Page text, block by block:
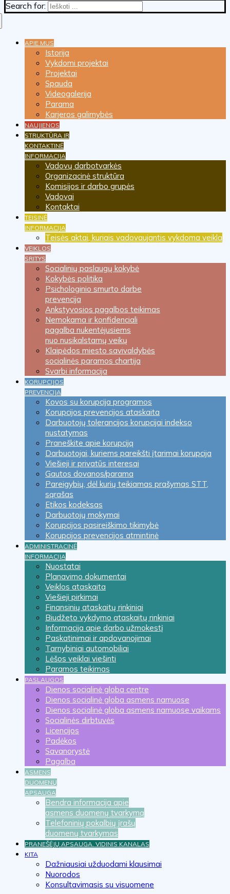
Search for:
APIE MUS
Istorija
Vykdomi projektai
Projektai
Spauda
Videogalerija
Parama
Karjeros galimybės
NAUJIENOS
STRUKTŪRA IR
KONTAKTINĖ
INFORMACIJA
Vadovų darbotvarkės
Organizacinė struktūra
Komisijos ir darbo grupės
Vadovai
Kontaktai
TEISINĖ
INFORMACIJA
Teisės aktai, kuriais vadovaujantis vykdoma veikla
VEIKLOS
SRITYS
Socialinių paslaugų kokybė
Kokybės politika
Psichologinio smurto darbe
prevencija
Ankstyvosios pagalbos teikimas
Nemokama ir konfidenciali
pagalba nukentėjusiems
nuo nusikalstamų veikų
Klaipėdos miesto savivaldybės
socialinės paramos chartija
Svarbi informacija
KORUPCIJOS
PREVENCIJA
Kovos su korupcija programos
Korupcijos prevencijos ataskaita
Darbuotojų tolerancijos korupcijai indekso
nustatymas
Praneškite apie korupciją
Darbuotojai, kuriems pareikšti įtarimai korupcija
Viešieji ir privatūs interesai
Gautos dovanos/parama
Pareigybių, dėl kurių teikiamas prašymas STT,
sąrašas
Etikos kodeksas
Darbuotojų mokymai
Korupcijos pasireiškimo tikimybė
Korupcijos prevencijos atmintinė
ADMINISTRACINĖ
INFORMACIJA
Nuostatai
Planavimo dokumentai
Veiklos ataskaita
Viešieji pirkimai
Finansinių ataskaitų rinkiniai
Biudžeto vykdymo ataskaitų rinkiniai
Informacija apie darbo užmokestį
Paskatinimai ir apdovanojimai
Tarnybiniai automobiliai
Lėšos veiklai viešinti
Paramos teikimas
PASLAUGOS
Dienos socialinė globa centre
Dienos socialinė globa asmens namuose
Dienos socialinė globa asmens namuose vaikams
Socialinės dirbtuvės
Licencijos
Padėkos
Savanorystė
Pagalba
ASMENS
DUOMENŲ
APSAUGA
Bendra informacija apie
asmens duomenų tvarkymą
Telefoninių pokalbių įrašų
duomenų tvarkymas
PRANEŠĖJŲ APSAUGA. VIDINIS KANALAS
KITA
Dažniausiai užduodami klausimai
Nuorodos
Konsultavimasis su visuomene